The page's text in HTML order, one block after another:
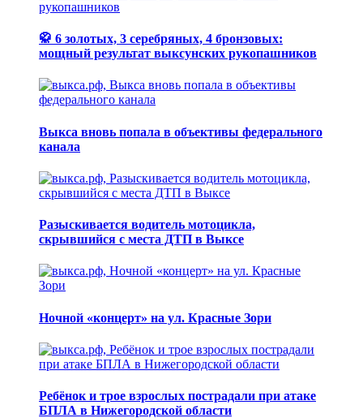
🥋 6 золотых, 3 серебряных, 4 бронзовых:
мощный результат выксунских рукопашников
Выкса вновь попала в объективы федерального
канала
Разыскивается водитель мотоцикла,
скрывшийся с места ДТП в Выксе
Ночной «концерт» на ул. Красные Зори
Ребёнок и трое взрослых пострадали при атаке
БПЛА в Нижегородской области